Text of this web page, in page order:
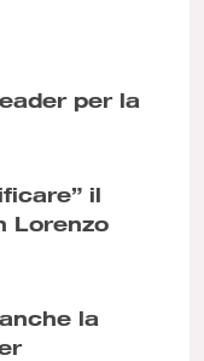
per la
il
Lorenzo
la